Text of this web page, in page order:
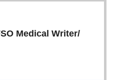
Medical Writer/